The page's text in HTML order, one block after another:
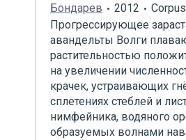
Бондарев
2012
Прогрессирующее
авандельты Волги
растительностью
на увеличении
крачек, устраивающих
сплетениях стеблей и
нимфейника, водяного
образуемых волнами